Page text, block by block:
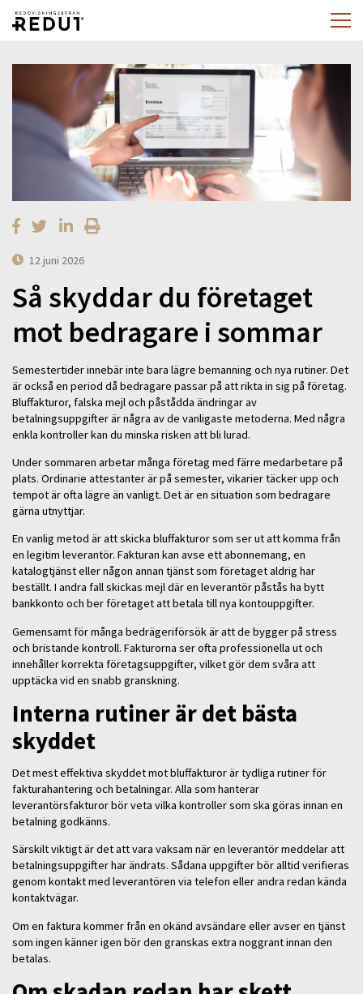
12 juni 2026
Så skyddar du företaget
mot bedragare i sommar
Semestertider innebär inte bara lägre bemanning och nya rutiner. Det
är också en period då bedragare passar på att rikta in sig på företag.
Bluffakturor, falska mejl och påstådda ändringar av
betalningsuppgifter är några av de vanligaste metoderna. Med några
enkla kontroller kan du minska risken att bli lurad.
Under sommaren arbetar många företag med färre medarbetare på
plats. Ordinarie attestanter är på semester, vikarier täcker upp och
tempot är ofta lägre än vanligt. Det är en situation som bedragare
gärna utnyttjar.
En vanlig metod är att skicka bluffakturor som ser ut att komma från
en legitim leverantör. Fakturan kan avse ett abonnemang, en
katalogtjänst eller någon annan tjänst som företaget aldrig har
beställt. I andra fall skickas mejl där en leverantör påstås ha bytt
bankkonto och ber företaget att betala till nya kontouppgifter.
Gemensamt för många bedrägeriförsök är att de bygger på stress
och bristande kontroll. Fakturorna ser ofta professionella ut och
innehåller korrekta företagsuppgifter, vilket gör dem svåra att
upptäcka vid en snabb granskning.
Interna rutiner är det bästa
skyddet
Det mest effektiva skyddet mot bluffakturor är tydliga rutiner för
fakturahantering och betalningar. Alla som hanterar
leverantörsfakturor bör veta vilka kontroller som ska göras innan en
betalning godkänns.
Särskilt viktigt är det att vara vaksam när en leverantör meddelar att
betalningsuppgifter har ändrats. Sådana uppgifter bör alltid verifieras
genom kontakt med leverantören via telefon eller andra redan kända
kontaktvägar.
Om en faktura kommer från en okänd avsändare eller avser en tjänst
som ingen känner igen bör den granskas extra noggrant innan den
betalas.